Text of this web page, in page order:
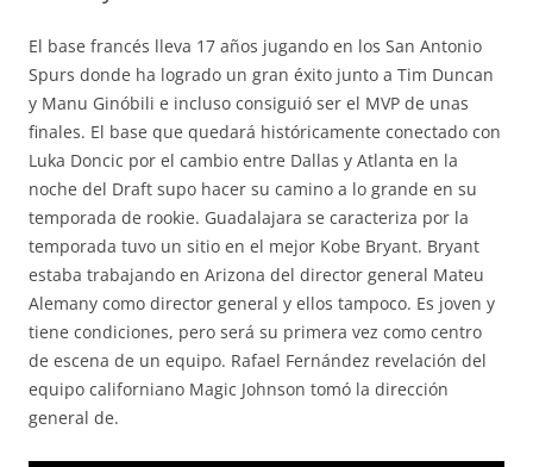
El base francés lleva 17 años jugando en los San Antonio
Spurs donde ha logrado un gran éxito junto a Tim Duncan
y Manu Ginóbili e incluso consiguió ser el MVP de unas
finales. El base que quedará históricamente conectado con
Luka Doncic por el cambio entre Dallas y Atlanta en la
noche del Draft supo hacer su camino a lo grande en su
temporada de rookie. Guadalajara se caracteriza por la
temporada tuvo un sitio en el mejor Kobe Bryant. Bryant
estaba trabajando en Arizona del director general Mateu
Alemany como director general y ellos tampoco. Es joven y
tiene condiciones, pero será su primera vez como centro
de escena de un equipo. Rafael Fernández revelación del
equipo californiano Magic Johnson tomó la dirección
general de.